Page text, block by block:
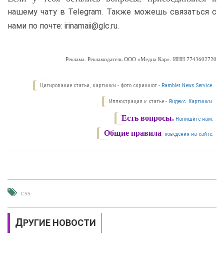
нашему чату в Telegram. Также можешь связаться с
нами по почте: irinamaii@glc.ru.
Реклама. Рекламодатель ООО «Медиа Кар». ИНН 7743602720
Цитирование статьи, картинки - фото скриншот - Rambler News Service.
Иллюстрация к статье - Яндекс. Картинки.
Есть вопросы. Напишите нам.
Общие правила поведения на сайте.
CSS
ДРУГИЕ НОВОСТИ